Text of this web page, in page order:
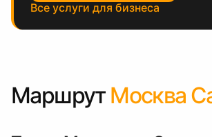
Все услуги для бизнеса
Маршрут Москва